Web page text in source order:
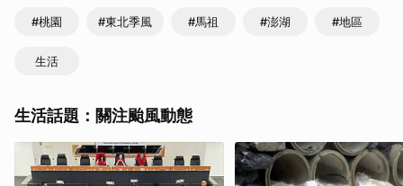
#桃園 #東北季風 #馬祖 #澎湖 #地區
生活
生活話題：關注颱風動態